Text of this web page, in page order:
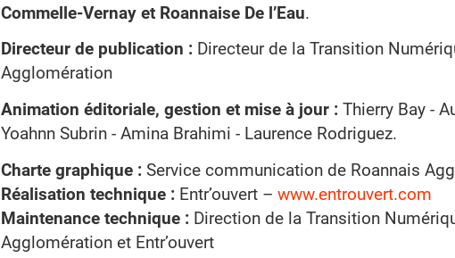
Commelle-Vernay et Roannaise De l’Eau.
Directeur de publication : Directeur de la Transition
Agglomération
Animation éditoriale, gestion et mise à jour :Thierry Bay -
Yoahnn Subrin - Amina Brahimi - Laurence Rodriguez.
Charte graphique :Service communication de Roannais
Réalisation technique :Entr’ouvert – www.entrouvert.com
Maintenance technique : Direction de la Transition
Agglomération et Entr’ouvert